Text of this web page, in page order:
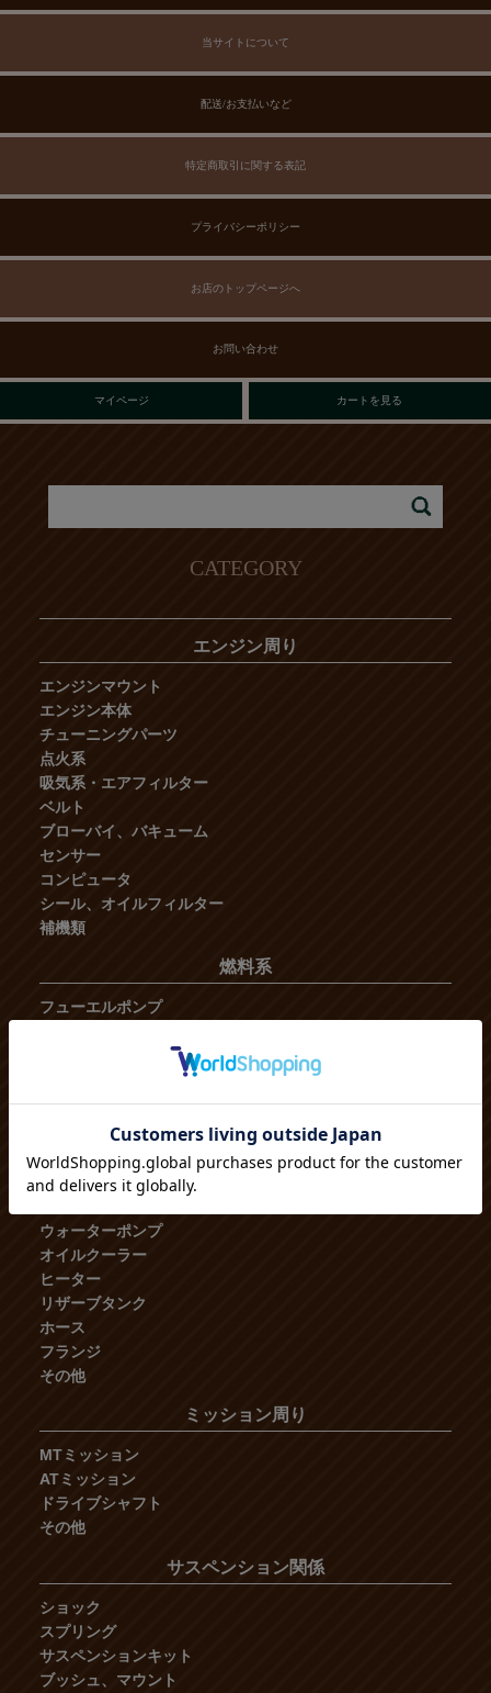
当サイトについて
配送/お支払いなど
特定商取引に関する表記
プライバシーポリシー
お店のトップページへ
お問い合わせ
マイページ カートを見る
CATEGORY
エンジン周り
エンジンマウント
エンジン本体
チューニングパーツ
点火系
吸気系・エアフィルター
ベルト
ブローバイ、バキューム
センサー
コンピュータ
シール、オイルフィルター
補機類
燃料系
フューエルポンプ
フューエルホース
冷却系
ウォーターポンプ
オイルクーラー
ヒーター
リザーブタンク
ホース
フランジ
その他
ミッション周り
MTミッション
ATミッション
ドライブシャフト
その他
サスペンション関係
ショック
スプリング
サスペンションキット
ブッシュ、マウント